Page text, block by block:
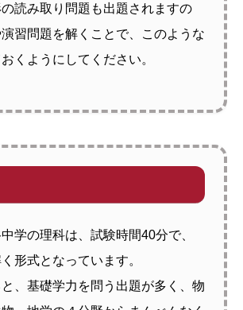
読み取り問題も出題されますの
習問題を解くことで、このような
くようにしてください。
学の理科は、試験時間40分で、
形式となっています。
、基礎学力を問う出題が多く、物